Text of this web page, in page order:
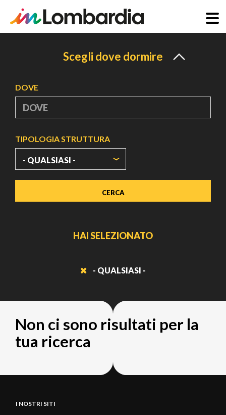
Scegli dove dormire
DOVE
TIPOLOGIA STRUTTURA
HAI SELEZIONATO
- QUALSIASI -
Non ci sono risultati per la
tua ricerca
I NOSTRI SITI